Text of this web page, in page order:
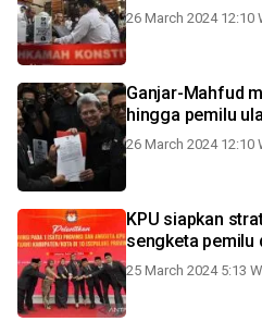
26 March 2024 12:10
Ganjar-Mahfud
hingga pemilu
26 March 2024 12:10
KPU siapkan
sengketa pemilu
25 March 2024 5:13